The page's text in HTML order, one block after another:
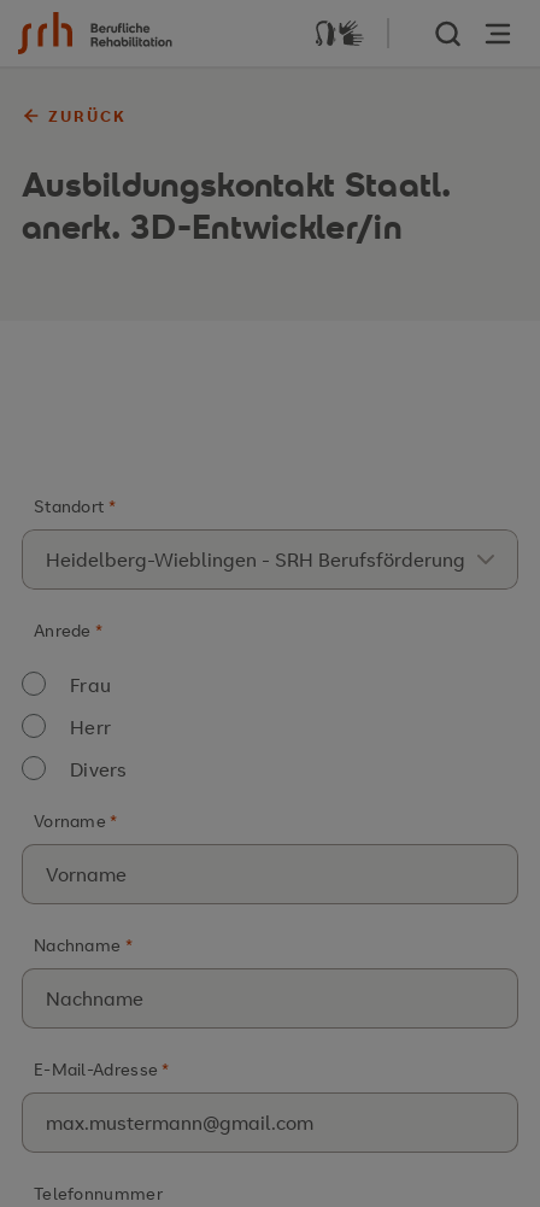
Zum Inhalt springen
ZURÜCK
Ausbildungskontakt Staatl.
anerk. 3D-Entwickler/in
Standort *
Anrede *
Frau
Herr
Divers
Vorname *
Nachname *
E-Mail-Adresse *
Telefonnummer